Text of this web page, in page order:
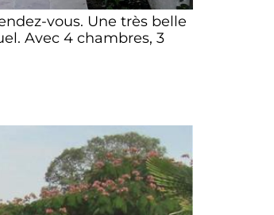
vous. Une très belle
Avec 4 chambres, 3